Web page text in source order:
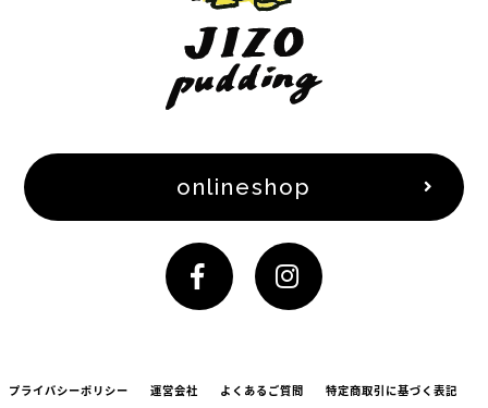
onlineshop
プライバシーポリシー 運営会社 よくあるご質問 特定商取引に基づく表記